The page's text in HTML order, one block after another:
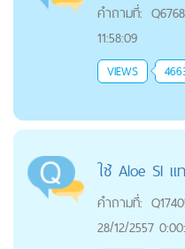
คำถามที่: Q6768
11:58:09
VIEWS
ใช้ Aloe SI แ
คำถามที่:
28/12/2557